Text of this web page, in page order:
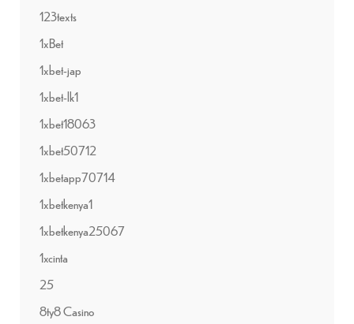
123texts
1xBet
1xbet-jap
1xbet-lk1
1xbet18063
1xbet50712
1xbetapp70714
1xbetkenya1
1xbetkenya25067
1xcinta
25
8ty8 Casino